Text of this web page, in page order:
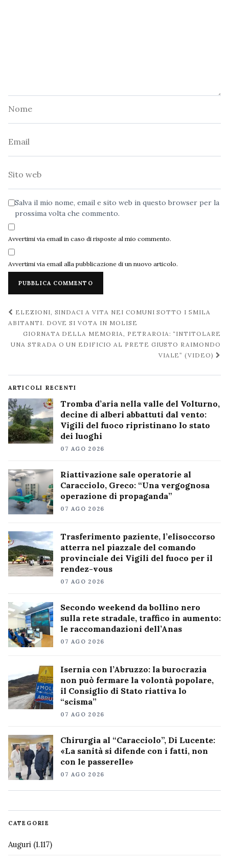
Salva il mio nome, email e sito web in questo browser per la
prossima volta che commento.
Avvertimi via email in caso di risposte al mio commento.
Avvertimi via email alla pubblicazione di un nuovo articolo.
Navigazione
post
ELEZIONI, SINDACI A VITA NEI COMUNI SOTTO I 5MILA
ABITANTI. DOVE SI VOTA IN MOLISE
GIORNATA DELLA MEMORIA, PETRAROIA: “INTITOLARE
UNA STRADA O UN EDIFICIO AL PRETE GIUSTO RAIMONDO
VIALE” (VIDEO)
ARTICOLI RECENTI
Tromba d’aria nella valle del Volturno,
decine di alberi abbattuti dal vento:
Vigili del fuoco ripristinano lo stato
dei luoghi
07 AGO 2026
Riattivazione sale operatorie al
Caracciolo, Greco: “Una vergognosa
operazione di propaganda”
07 AGO 2026
Trasferimento paziente, l’elisoccorso
atterra nel piazzale del comando
provinciale dei Vigili del fuoco per il
rendez-vous
07 AGO 2026
Secondo weekend da bollino nero
sulla rete stradale, traffico in aumento:
le raccomandazioni dell’Anas
07 AGO 2026
Isernia con l’Abruzzo: la burocrazia
non può fermare la volontà popolare,
il Consiglio di Stato riattiva lo
“scisma”
07 AGO 2026
Chirurgia al “Caracciolo”, Di Lucente:
«La sanità si difende con i fatti, non
con le passerelle»
07 AGO 2026
CATEGORIE
Auguri (1.117)